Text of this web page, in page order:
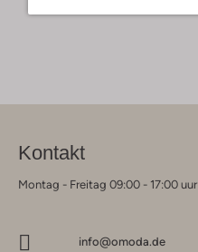
Kontakt
Montag - Freitag 09:00 - 17:00 uur
info@omoda.de